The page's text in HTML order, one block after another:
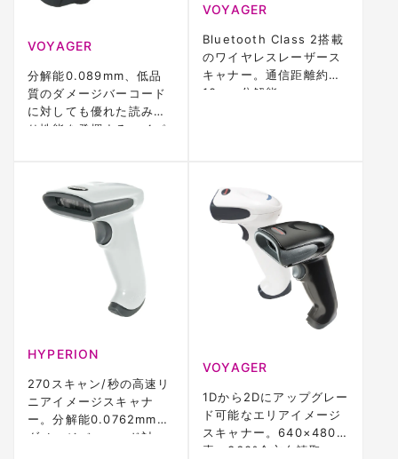
VOYAGER
分解能0.089mm、低品
質のダメージバーコード
に対しても優れた読み取
り性能を発揮するハイパ
VOYAGER
Bluetooth Class 2搭載
のワイヤレスレーザース
キャナー。通信距離約
10m、分解能
HYPERION
270スキャン/秒の高速リ
ニアイメージスキャナ
ー。分解能0.0762mm、
ダメージバーコード対
VOYAGER
1Dから2Dにアップグレー
ド可能なエリアイメージ
スキャナー。640×480画
素、360°全方向読取。